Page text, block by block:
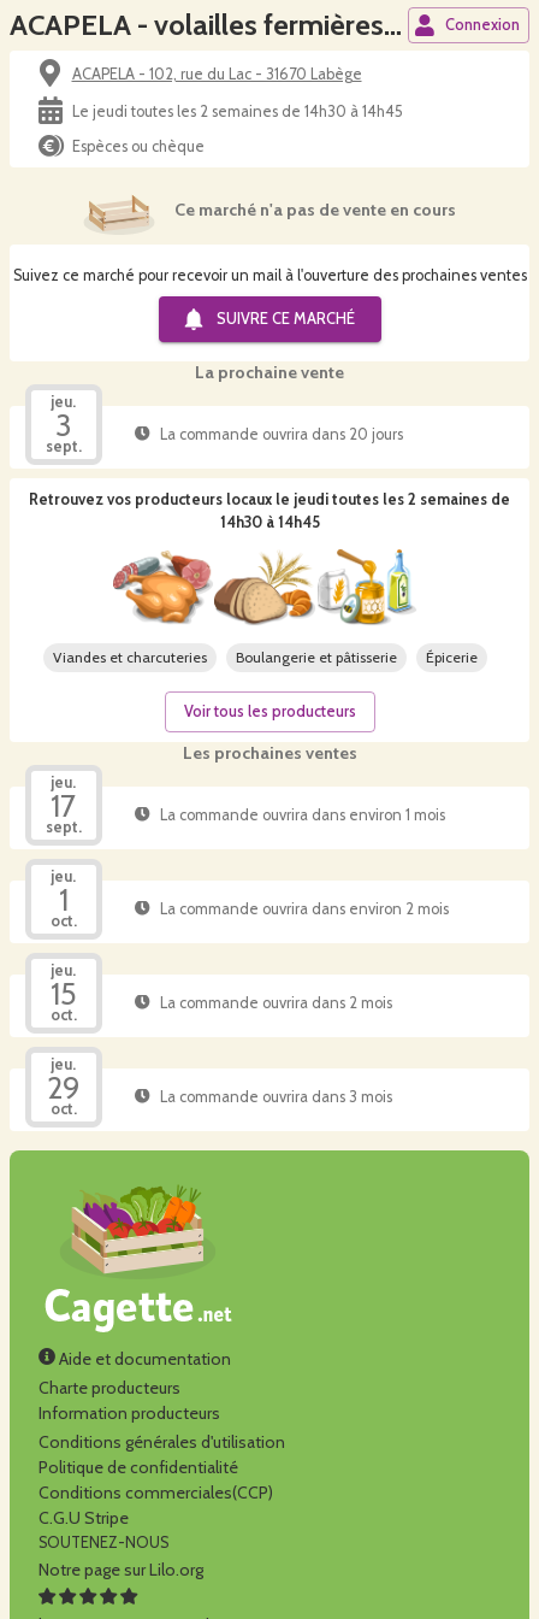
ACAPELA - volailles fermières bio Connexion
ACAPELA - 102, rue du Lac - 31670 Labège
Le jeudi toutes les 2 semaines de 14h30 à 14h45
Espèces ou chèque
Suivez ce marché pour recevoir un mail à l'ouverture des prochaines ventes
SUIVRE CE MARCHÉ
Ce marché n'a pas de vente en cours
La prochaine vente
jeu.
3
sept.
La commande ouvrira dans 20 jours
Les prochaines ventes
jeu.
17
sept.
La commande ouvrira dans environ 1 mois
jeu.
1
oct.
La commande ouvrira dans environ 2 mois
jeu.
15
oct.
La commande ouvrira dans 2 mois
jeu.
29
oct.
La commande ouvrira dans 3 mois
Retrouvez vos producteurs locaux le jeudi toutes les 2 semaines de
14h30 à 14h45
Viandes et charcuteries Boulangerie et pâtisserie Épicerie
Voir tous les producteurs
Aide et documentation
Charte producteurs
Information producteurs
Conditions générales d'utilisation
Politique de confidentialité
Conditions commerciales(CCP)
C.G.U Stripe
SOUTENEZ-NOUS
Notre page sur Lilo.org